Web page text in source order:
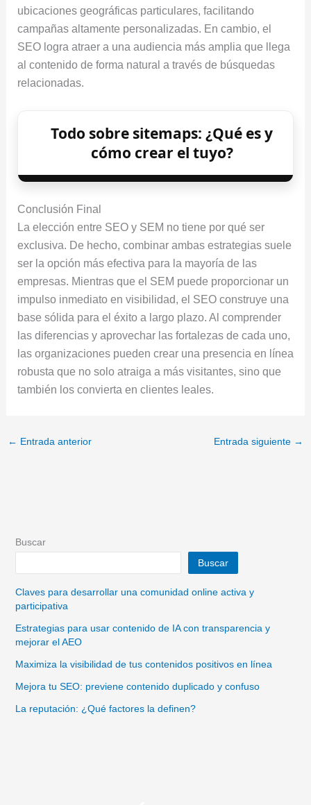
ubicaciones geográficas particulares, facilitando
campañas altamente personalizadas. En cambio, el
SEO logra atraer a una audiencia más amplia que llega
al contenido de forma natural a través de búsquedas
relacionadas.
Todo sobre sitemaps: ¿Qué es y
cómo crear el tuyo?
Conclusión Final
La elección entre SEO y SEM no tiene por qué ser
exclusiva. De hecho, combinar ambas estrategias suele
ser la opción más efectiva para la mayoría de las
empresas. Mientras que el SEM puede proporcionar un
impulso inmediato en visibilidad, el SEO construye una
base sólida para el éxito a largo plazo. Al comprender
las diferencias y aprovechar las fortalezas de cada uno,
las organizaciones pueden crear una presencia en línea
robusta que no solo atraiga a más visitantes, sino que
también los convierta en clientes leales.
← Entrada anterior Entrada siguiente →
Buscar
Buscar
Claves para desarrollar una comunidad online activa y
participativa
Estrategias para usar contenido de IA con transparencia y
mejorar el AEO
Maximiza la visibilidad de tus contenidos positivos en línea
Mejora tu SEO: previene contenido duplicado y confuso
La reputación: ¿Qué factores la definen?